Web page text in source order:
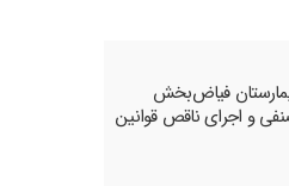
فیاض‌بخش
و اجرای ناقص قوانین